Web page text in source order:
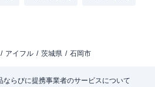
アイフル 茨城県 石岡市
らびに提携事業者のサービスについて